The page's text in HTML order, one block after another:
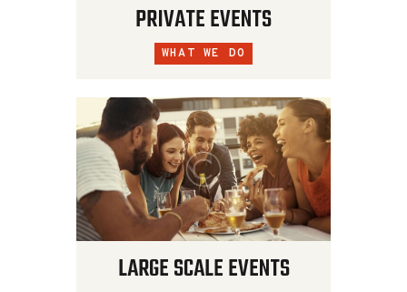
PRIVATE EVENTS
WHAT WE DO
LARGE SCALE EVENTS